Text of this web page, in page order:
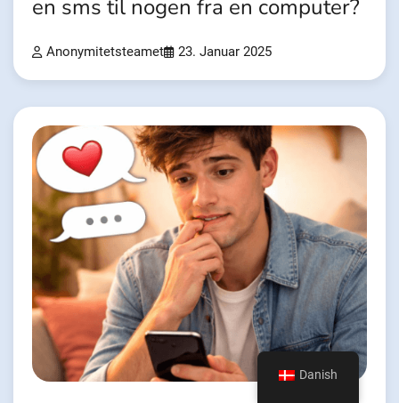
en sms til nogen fra en computer?
Anonymitetsteamet 23. Januar 2025
Danish